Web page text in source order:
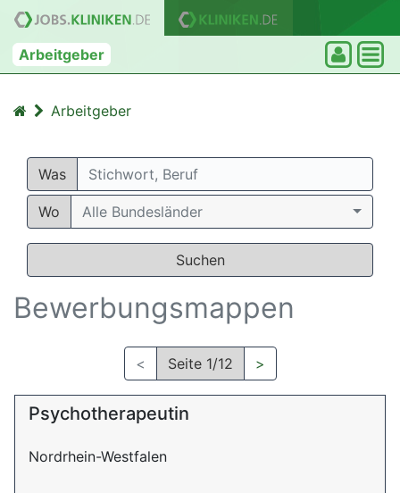
Arbeitgeber
Arbeitgeber
Was
Wo Alle Bundesländer
Suchen
Bewerbungsmappen
< Seite 1/12 >
Psychotherapeutin
Nordrhein-Westfalen